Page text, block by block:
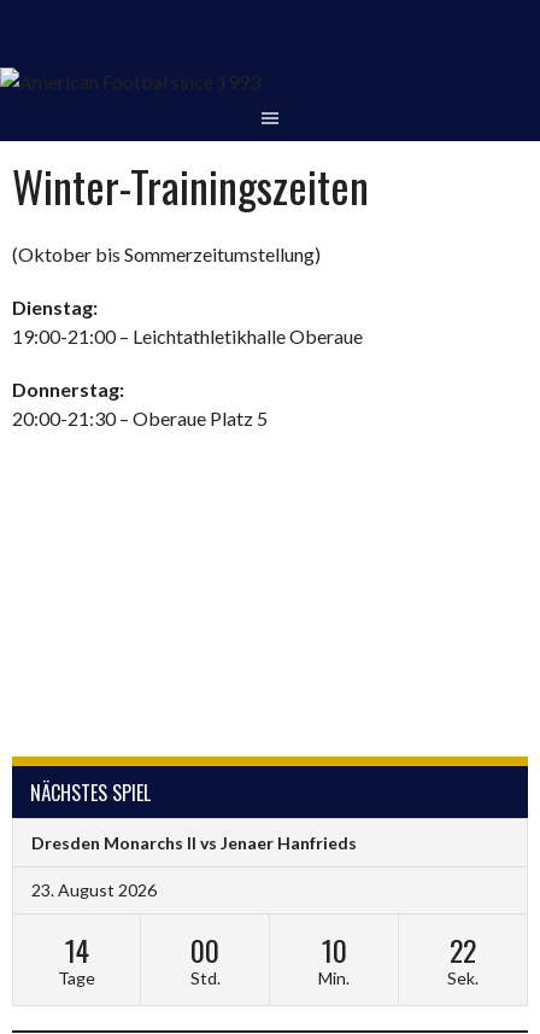
Inhalt
Winter-Trainingszeiten
(Oktober bis Sommerzeitumstellung)
Dienstag:
19:00-21:00 – Leichtathletikhalle Oberaue
Donnerstag:
20:00-21:30 – Oberaue Platz 5
NÄCHSTES SPIEL
Dresden Monarchs II vs Jenaer Hanfrieds
23. August 2026
14
Tage
00
Std.
10
Min.
21
Sek.